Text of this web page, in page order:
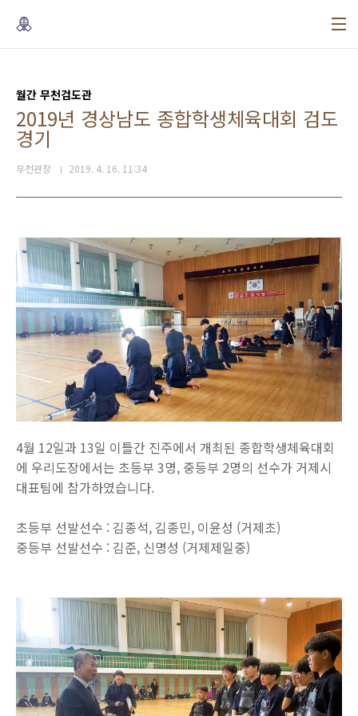
월간 무천검도관
2019년 경상남도 종합학생체육대회 검도
경기
무천관장 2019. 4. 16. 11:34
4월 12일과 13일 이틀간 진주에서 개최된 종합학생체육대회
에 우리도장에서는 초등부 3명, 중등부 2명의 선수가 거제시
대표팀에 참가하였습니다.
초등부 선발선수 : 김종석, 김종민, 이윤성 (거제초)
중등부 선발선수 : 김준, 신명성 (거제제일중)